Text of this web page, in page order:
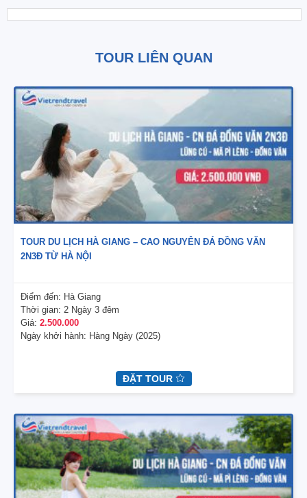
TOUR LIÊN QUAN
TOUR DU LỊCH HÀ GIANG – CAO NGUYÊN ĐÁ ĐỒNG VĂN
2N3Đ TỪ HÀ NỘI
Điểm đến: Hà Giang
Thời gian: 2 Ngày 3 đêm
Giá: 2.500.000
Ngày khởi hành: Hàng Ngày (2025)
ĐẶT TOUR